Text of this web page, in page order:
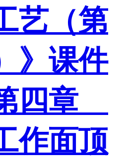
艺（第
》课件
四章
作面顶